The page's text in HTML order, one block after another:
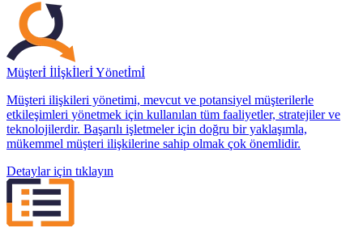
Müşterİ İlİşkİlerİ Yönetİmİ
Müşteri ilişkileri yönetimi, mevcut ve potansiyel müşterilerle
etkileşimleri yönetmek için kullanılan tüm faaliyetler, stratejiler ve
teknolojilerdir. Başarılı işletmeler için doğru bir yaklaşımla,
mükemmel müşteri ilişkilerine sahip olmak çok önemlidir.
Detaylar için tıklayın